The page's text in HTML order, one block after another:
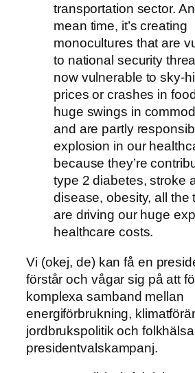
transportation sector.
mean time, it’s creating
monocultures that are
to national security
now vulnerable to sky-
prices or crashes in
huge swings in
and are partly
explosion in our
because they’re
type 2 diabetes, stroke
disease, obesity, all the
are driving our huge
healthcare costs.
Vi (okej, de) kan få en
förstår och vågar sig på att
komplexa samband mellan
energiförbrukning,
jordbrukspolitik och
presidentvalskampanj.